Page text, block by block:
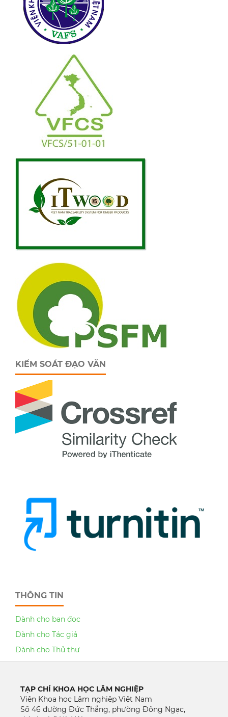
KIỂM SOÁT ĐẠO VĂN
THÔNG TIN
Dành cho bạn đọc
Dành cho Tác giả
Dành cho Thủ thư
TẠP CHÍ KHOA HỌC LÂM NGHIỆP
Viện Khoa học Lâm nghiệp Việt Nam
Số 46 đường Đức Thắng, phường Đông Ngạc,